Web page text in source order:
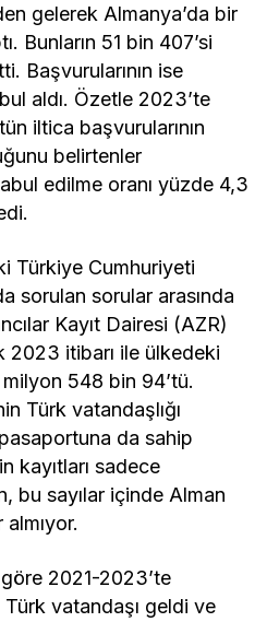
gelerek Almanya’da bir
Bunların 51 bin 407’si
Başvurularının ise
aldı. Özetle 2023’te
iltica başvurularının
belirtenler
edilme oranı yüzde 4,3
Türkiye Cumhuriyeti
sorulan sorular arasında
Kayıt Dairesi (AZR)
2023 itibarı ile ülkedeki
milyon 548 bin 94’tü.
Türk vatandaşlığı
da sahip
kayıtları sadece
bu sayılar içinde Alman
2021-2023’te
vatandaşı geldi ve